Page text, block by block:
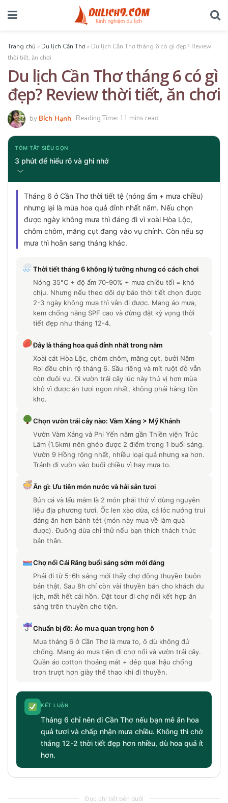
Trang chủ » Du lịch Cần Thơ » Du lịch Cần Thơ tháng 6 có gì đẹp? Review
thời tiết, ăn chơi
Du lịch Cần Thơ tháng 6 có gì
đẹp? Review thời tiết, ăn chơi
by Bích Hạnh Reading Time: 11 mins read
TÓM TẮT SIÊU GỌN
3 phút để hiểu rõ và ghi nhớ
Tháng 6 ở Cần Thơ thời tiết tệ (nóng ẩm + mưa chiều)
nhưng lại là mùa hoa quả đỉnh nhất năm. Nếu chọn
được ngày không mưa thì đáng đi vì xoài Hòa Lộc,
chôm chôm, măng cụt đang vào vụ chính. Còn nếu sợ
mưa thì hoãn sang tháng khác.
Thời tiết tháng 6 không lý tưởng nhưng có cách chơi
Nóng 35°C + độ ẩm 70-90% + mưa chiều tối = khó
chịu. Nhưng nếu theo dõi dự báo thời tiết chọn được
2-3 ngày không mưa thì vẫn đi được. Mang áo mưa,
kem chống nắng SPF cao và đừng đặt kỳ vọng thời
tiết đẹp như tháng 12-4.
Đây là tháng hoa quả đỉnh nhất trong năm
Xoài cát Hòa Lộc, chôm chôm, măng cụt, bưởi Năm
Roi đều chín rộ tháng 6. Sầu riêng và mít ruột đỏ vẫn
còn đuôi vụ. Đi vườn trái cây lúc này thú vị hơn mùa
khô vì được ăn tươi ngon nhất, không phải hàng tồn
kho.
Chọn vườn trái cây nào: Vàm Xáng > Mỹ Khánh
Vườn Vàm Xáng và Phi Yến nằm gần Thiền viện Trúc
Lâm (1.5km) nên ghép được 2 điểm trong 1 buổi sáng.
Vườn 9 Hồng rộng nhất, nhiều loại quả nhưng xa hơn.
Tránh đi vườn vào buổi chiều vì hay mưa to.
Ăn gì: Ưu tiên món nước và hải sản tươi
Bún cá và lẩu mắm là 2 món phải thử vì dùng nguyên
liệu địa phương tươi. Ốc len xào dừa, cá lóc nướng trui
đáng ăn hơn bánh tét (món này mua về làm quà
được). Đuông dừa chỉ thử nếu bạn thích thách thức
bản thân.
Chợ nổi Cái Răng buổi sáng sớm mới đáng
Phải đi từ 5-6h sáng mới thấy chợ đông thuyền buôn
bán thật. Sau 8h chỉ còn vài thuyền bán cho khách du
lịch, mất hết cái hồn. Đặt tour đi chợ nổi kết hợp ăn
sáng trên thuyền cho tiện.
Chuẩn bị đồ: Áo mưa quan trọng hơn ô
Mưa tháng 6 ở Cần Thơ là mưa to, ô dù không đủ
chống. Mang áo mưa tiện đi chợ nổi và vườn trái cây.
Quần áo cotton thoáng mát + dép quai hậu chống
trơn trượt hơn giày thể thao khi đi thuyền.
KẾT LUẬN
Tháng 6 chỉ nên đi Cần Thơ nếu bạn mê ăn hoa
quả tươi và chấp nhận mưa chiều. Không thì chờ
tháng 12-2 thời tiết đẹp hơn nhiều, dù hoa quả ít
hơn.
Đọc chi tiết bên dưới